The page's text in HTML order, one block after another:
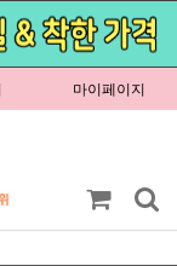
마이페이지